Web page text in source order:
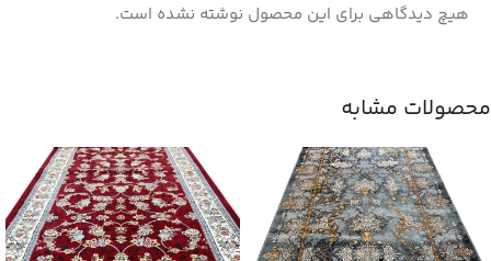
هیچ دیدگاهی برای این محصول نوشته نشده است.
محصولات مشابه